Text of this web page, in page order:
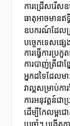
ការជ្រើសរើ
ធាតុអាចមានឥ
ឧបករណ៍ដែលត្
បច្ចេកទេសផ្សេ
ការធ្វើការប្រ
ការបាញ់ត្រីជា
អ្នកដទៃដែល
វាល្អសម្រាប់ក
ការអនុវត្តន៍ជាប្
ដើម្បីកែលម្អជ